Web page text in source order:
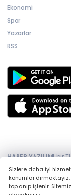
Ekonomi
Spor
Yazarlar
RSS
HABER YAZILIMIbir
Sizlere daha iyi
toplanıp işlenir.